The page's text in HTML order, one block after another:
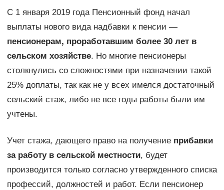
С 1 января 2019 года Пенсионный фонд начал
выплаты нового вида надбавки к пенсии —
пенсионерам, проработавшим более 30 лет в
сельском хозяйстве. Но многие пенсионеры
столкнулись со сложностями при назначении такой
25% доплаты, так как не у всех имелся достаточный
сельский стаж, либо не все годы работы были им
учтены.
Учет стажа, дающего право на получение прибавки
за работу в сельской местности, будет
производится только согласно утвержденного списка
профессий, должностей и работ. Если пенсионер